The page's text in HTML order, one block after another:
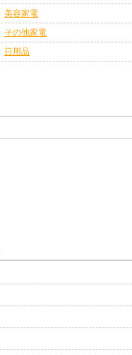
美容家電
その他家電
日用品